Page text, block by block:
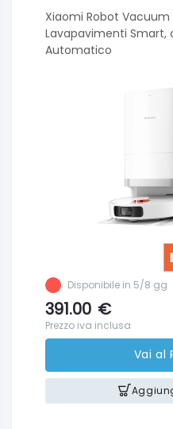
Xiaomi Robot Vacuum
Lavapavimenti
Automatico
Disponibile in 5/8 gg
391.00 €
Prezzo iva inclusa
Vai al